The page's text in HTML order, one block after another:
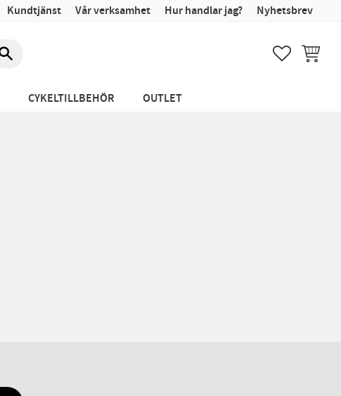
Kundtjänst Vår verksamhet Hur handlar jag? Nyhetsbrev
FAVORITER
CYKELTILLBEHÖR OUTLET